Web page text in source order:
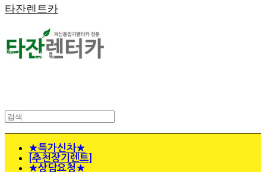
타잔렌트카
★특가신차★
[추천장기렌트]
★상담요청★